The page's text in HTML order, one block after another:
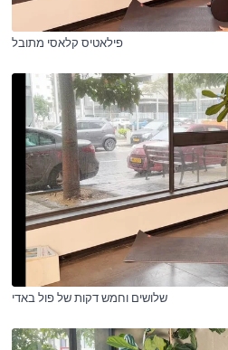
פילאטיס קלאסי מתובל
שלושים וחמש דקות של פול באדי